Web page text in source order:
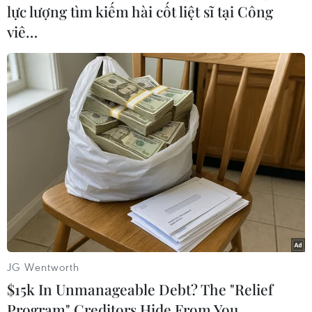
mại đường thủy qua khu vực đó./.
Khoảnh khắc cây cầu
Francis Scott Key ở Mỹ bị
tàu hàng đâm sập
Chiều 26/3 (theo giờ Việt Nam),
một đoạn cầu Francis Scott Key
(còn gọi là cầu Key Bridge) ở
thành phố Baltimore thuộc bang
Maryland (Mỹ) đã bị sập do một
tàu chở hàng đâm trúng.
lực lượng tìm kiếm hài cốt liệt sĩ tại Công
viê…
JG Wentworth
$15k In Unmanageable Debt? The "Relief